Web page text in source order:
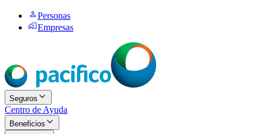
Personas
Empresas
Seguros
Centro de Ayuda
Beneficios